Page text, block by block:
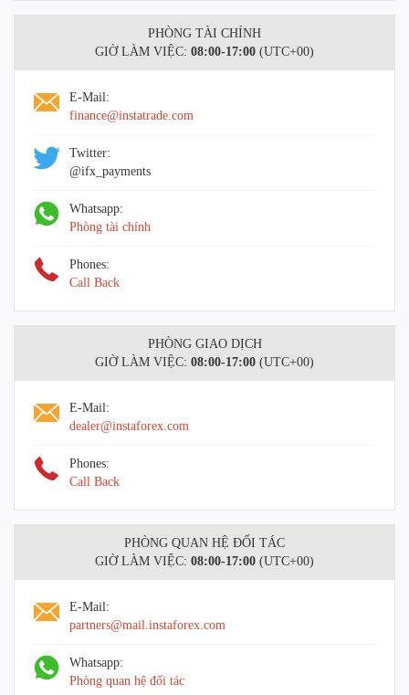
PHÒNG TÀI CHÍNH
GIỜ LÀM VIỆC: 08:00-17:00 (UTC+00)
E-Mail:
finance@instatrade.com
Twitter:
@ifx_payments
Whatsapp:
Phòng tài chính
Phones:
Call Back
PHÒNG GIAO DỊCH
GIỜ LÀM VIỆC: 08:00-17:00 (UTC+00)
E-Mail:
dealer@instaforex.com
Phones:
Call Back
PHÒNG QUAN HỆ ĐỐI TÁC
GIỜ LÀM VIỆC: 08:00-17:00 (UTC+00)
E-Mail:
partners@mail.instaforex.com
Whatsapp:
Phòng quan hệ đối tác